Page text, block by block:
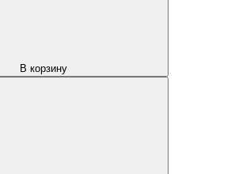
В корзину